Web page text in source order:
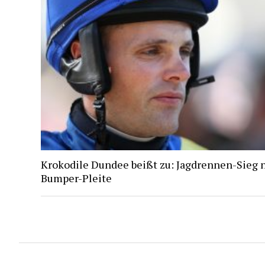
Krokodile Dundee beißt zu: Jagdrennen-Sieg
Bumper-Pleite